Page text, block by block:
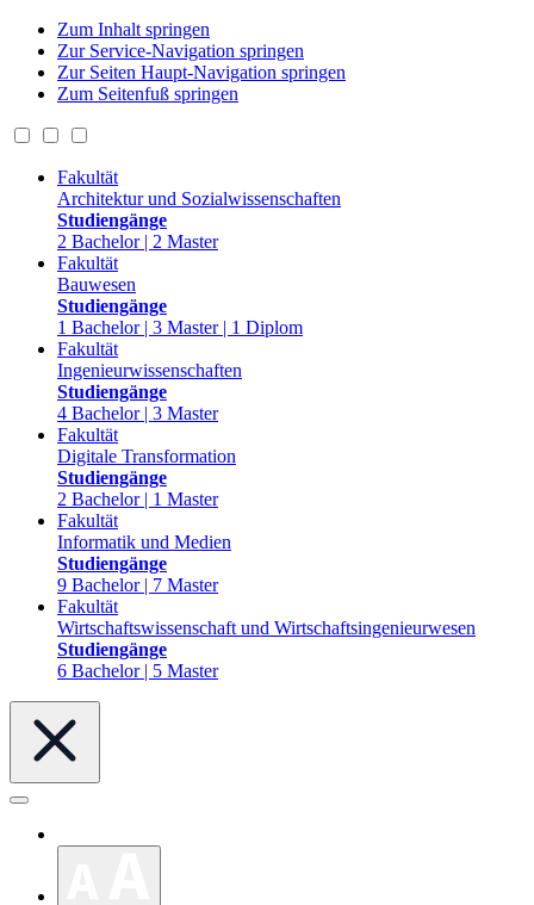
Zum Inhalt springen
Zur Service-Navigation springen
Zur Seiten Haupt-Navigation springen
Zum Seitenfuß springen
Fakultät
Architektur und Sozialwissenschaften
Studiengänge
2 Bachelor | 2 Master
Fakultät
Bauwesen
Studiengänge
1 Bachelor | 3 Master | 1 Diplom
Fakultät
Ingenieurwissenschaften
Studiengänge
4 Bachelor | 3 Master
Fakultät
Digitale Transformation
Studiengänge
2 Bachelor | 1 Master
Fakultät
Informatik und Medien
Studiengänge
9 Bachelor | 7 Master
Fakultät
Wirtschaftswissenschaft und Wirtschaftsingenieurwesen
Studiengänge
6 Bachelor | 5 Master